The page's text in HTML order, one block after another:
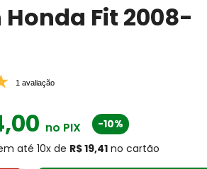
Fit 2008-
1 avaliação
,00 no PIX
-10%
até 10x de R$ 19,41 no cartão